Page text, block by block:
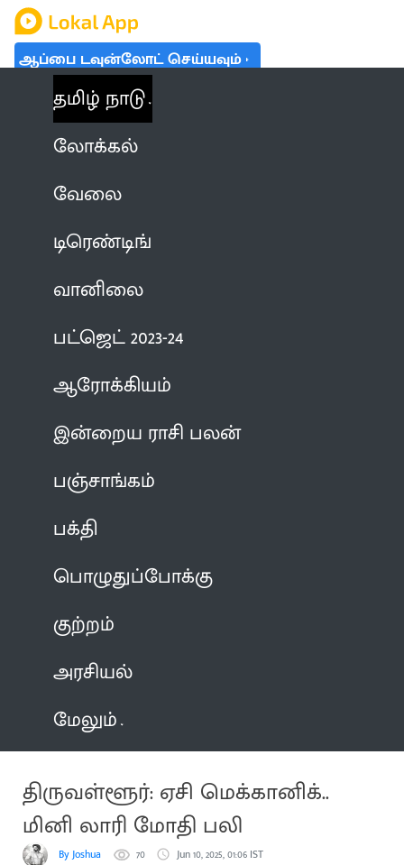
ஆப்பை டவுன்லோட் செய்யவும்
தமிழ் நாடு
லோக்கல்
வேலை
டிரெண்டிங்
வானிலை
பட்ஜெட் 2023-24
ஆரோக்கியம்
இன்றைய ராசி பலன்
பஞ்சாங்கம்
பக்தி
பொழுதுப்போக்கு
குற்றம்
அரசியல்
மேலும்
திருவள்ளூர்: ஏசி மெக்கானிக்..
மினி லாரி மோதி பலி
By Joshua 70 Jun 10, 2025, 01:06 IST